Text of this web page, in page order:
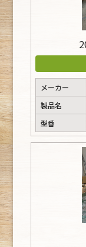
メーカー
製品名
型番